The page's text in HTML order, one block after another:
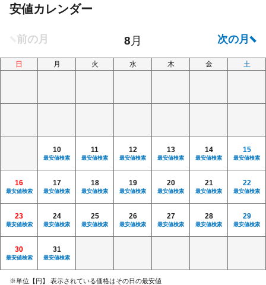
安値カレンダー
日 月 火 水 木 金 土
10
最安値検索
11
最安値検索
12
最安値検索
13
最安値検索
14
最安値検索
15
最安値検索
16
最安値検索
17
最安値検索
18
最安値検索
19
最安値検索
20
最安値検索
21
最安値検索
22
最安値検索
23
最安値検索
24
最安値検索
25
最安値検索
26
最安値検索
27
最安値検索
28
最安値検索
29
最安値検索
30
最安値検索
31
最安値検索
※単位【円】 表示されている価格はその日の最安値